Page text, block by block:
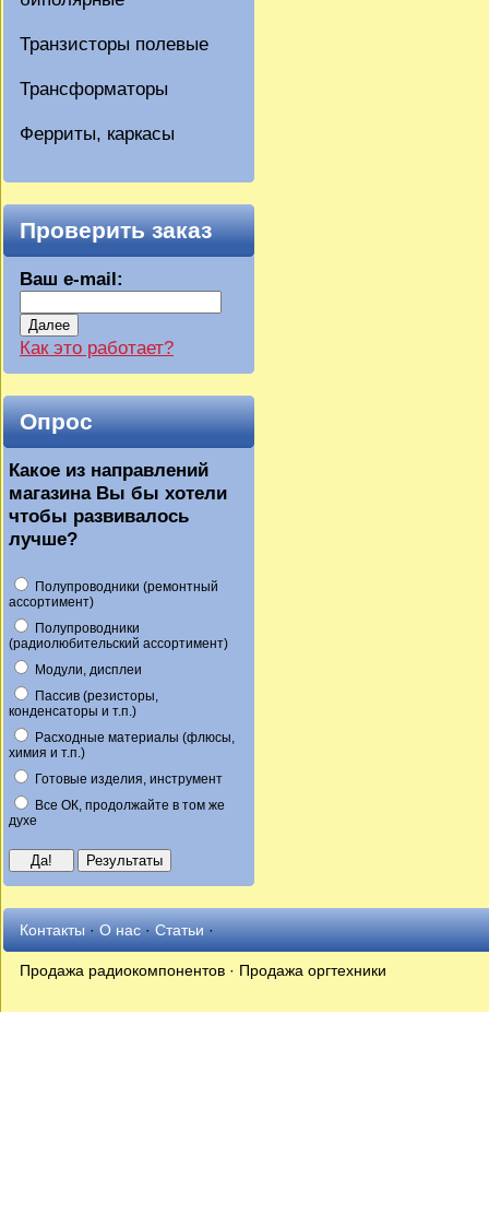
Транзисторы полевые
Трансформаторы
Ферриты, каркасы
Проверить заказ
Ваш e-mail:
Далее
Как это работает?
Опрос
Какое из направлений
магазина Вы бы хотели
чтобы развивалось
лучше?
Полупроводники (ремонтный
ассортимент)
Полупроводники
(радиолюбительский ассортимент)
Модули, дисплеи
Пассив (резисторы,
конденсаторы и т.п.)
Расходные материалы (флюсы,
химия и т.п.)
Готовые изделия, инструмент
Все ОК, продолжайте в том же
духе
Контакты·О нас·Статьи·
Продажа радиокомпонентов · Продажа оргтехники